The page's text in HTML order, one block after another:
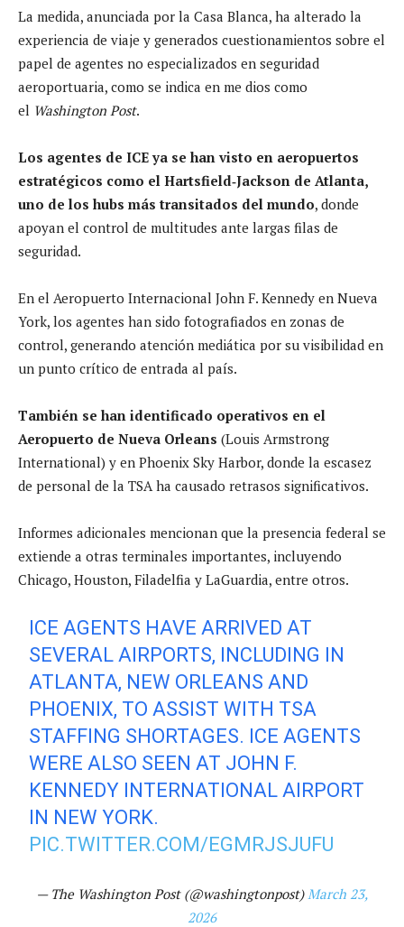
La medida, anunciada por la Casa Blanca, ha alterado la
experiencia de viaje y generados cuestionamientos sobre el
papel de agentes no especializados en seguridad
aeroportuaria, como se indica en me dios como
el Washington Post.
Los agentes de ICE ya se han visto en aeropuertos
estratégicos como el Hartsfield‑Jackson de Atlanta,
uno de los hubs más transitados del mundo, donde
apoyan el control de multitudes ante largas filas de
seguridad.
En el Aeropuerto Internacional John F. Kennedy en Nueva
York, los agentes han sido fotografiados en zonas de
control, generando atención mediática por su visibilidad en
un punto crítico de entrada al país.
También se han identificado operativos en el
Aeropuerto de Nueva Orleans (Louis Armstrong
International) y en Phoenix Sky Harbor, donde la escasez
de personal de la TSA ha causado retrasos significativos.
Informes adicionales mencionan que la presencia federal se
extiende a otras terminales importantes, incluyendo
Chicago, Houston, Filadelfia y LaGuardia, entre otros.
ICE AGENTS HAVE ARRIVED AT
SEVERAL AIRPORTS, INCLUDING IN
ATLANTA, NEW ORLEANS AND
PHOENIX, TO ASSIST WITH TSA
STAFFING SHORTAGES. ICE AGENTS
WERE ALSO SEEN AT JOHN F.
KENNEDY INTERNATIONAL AIRPORT
IN NEW YORK.
PIC.TWITTER.COM/EGMRJSJUFU
— The Washington Post (@washingtonpost) March 23,
2026